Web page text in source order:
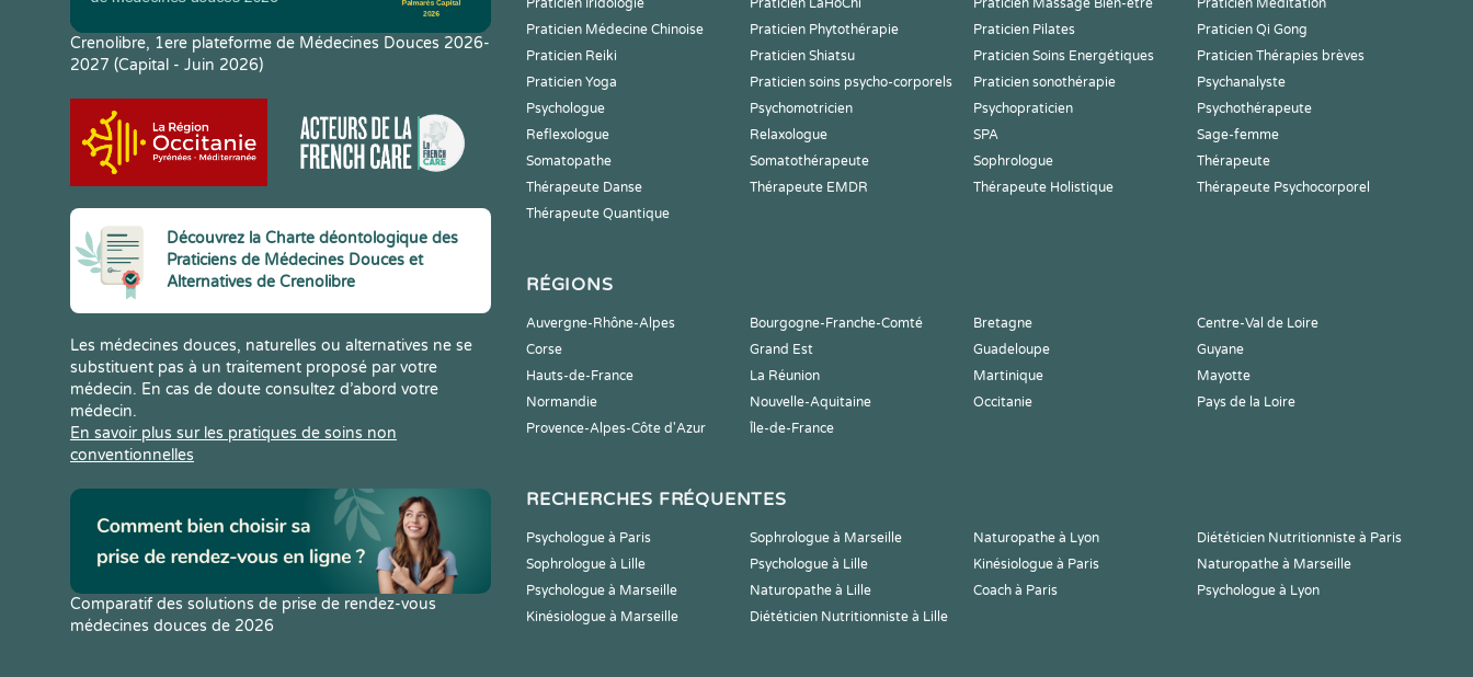
Crenolibre, 1ere plateforme de Médecines Douces 2026-
2027 (Capital - Juin 2026)
Découvrez la Charte déontologique des
Praticiens de Médecines Douces et
Alternatives de Crenolibre
Les médecines douces, naturelles ou alternatives ne se
substituent pas à un traitement proposé par votre
médecin. En cas de doute consultez d’abord votre
médecin.
En savoir plus sur les pratiques de soins non
conventionnelles
Comparatif des solutions de prise de rendez-vous
médecines douces de 2026
Praticien Iridologie
Praticien LaHoChi Praticien Massage Bien-être
Praticien Meditation
Praticien Médecine Chinoise
Praticien Phytothérapie Praticien Pilates
Praticien Qi Gong
Praticien Reiki
Praticien Shiatsu Praticien Soins Energétiques
Praticien Thérapies brèves
Praticien Yoga
Praticien soins psycho-corporels Praticien sonothérapie
Psychanalyste
Psychologue
Psychomotricien Psychopraticien
Psychothérapeute
Reflexologue
Relaxologue SPA
Sage-femme
Somatopathe
Somatothérapeute Sophrologue
Thérapeute
Thérapeute Danse
Thérapeute EMDR Thérapeute Holistique
Thérapeute Psychocorporel
Thérapeute Quantique
RÉGIONS
Auvergne-Rhône-Alpes Bourgogne-Franche-Comté Bretagne
Centre-Val de Loire
Corse
Grand Est Guadeloupe
Guyane
Hauts-de-France
La Réunion Martinique
Mayotte
Normandie
Nouvelle-Aquitaine Occitanie
Pays de la Loire
Provence-Alpes-Côte d'Azur
Île-de-France
RECHERCHES FRÉQUENTES
Psychologue à Paris Sophrologue à Marseille Naturopathe à Lyon
Diététicien Nutritionniste à Paris
Sophrologue à Lille
Psychologue à Lille Kinésiologue à Paris
Naturopathe à Marseille
Psychologue à Marseille
Naturopathe à Lille Coach à Paris
Psychologue à Lyon
Kinésiologue à Marseille
Diététicien Nutritionniste à Lille